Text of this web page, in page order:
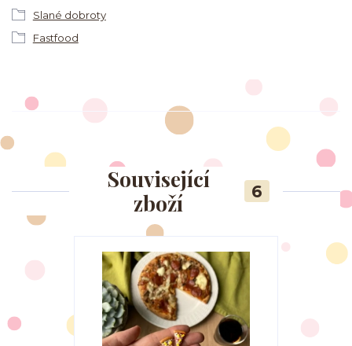
Slané dobroty
Fastfood
Související
zboží
6